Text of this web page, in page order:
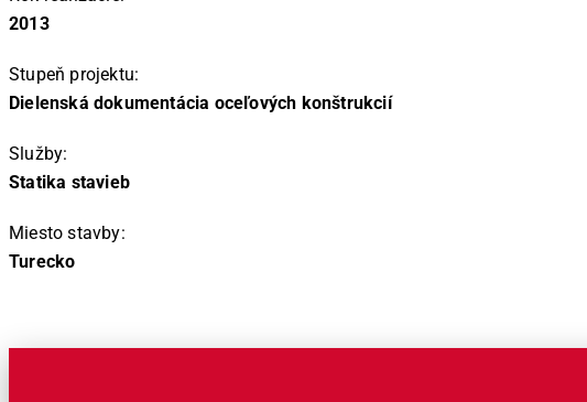
2013
Stupeň projektu:
Dielenská dokumentácia oceľových konštrukcií
Služby:
Statika stavieb
Miesto stavby:
Turecko